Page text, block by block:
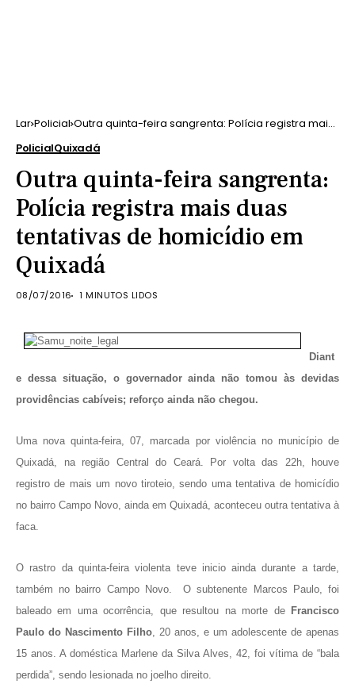
Lar Policial Outra quinta-feira sangrenta: Polícia registra mais
PolicialQuixadá
Outra quinta-feira sangrenta:
Polícia registra mais duas
tentativas de homicídio em
Quixadá
08/07/2016 1 MINUTOS LIDOS
Diant
e dessa situação, o governador ainda não tomou às devidas
providências cabíveis; reforço ainda não chegou.
Uma nova quinta-feira, 07, marcada por violência no município de
Quixadá, na região Central do Ceará. Por volta das 22h, houve
registro de mais um novo tiroteio, sendo uma tentativa de homicídio
no bairro Campo Novo, ainda em Quixadá, aconteceu outra tentativa à
faca.
O rastro da quinta-feira violenta teve inicio ainda durante a tarde,
também no bairro Campo Novo. O subtenente Marcos Paulo, foi
baleado em uma ocorrência, que resultou na morte de Francisco
Paulo do Nascimento Filho, 20 anos, e um adolescente de apenas
15 anos. A doméstica Marlene da Silva Alves, 42, foi vítima de “bala
perdida”, sendo lesionada no joelho direito.